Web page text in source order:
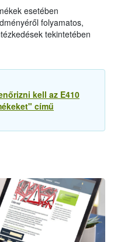
esetében
folyamatos,
tekintetében
kell az E410
című